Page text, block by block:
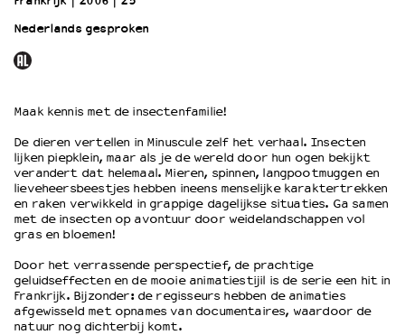
Wat we doen
Wie is wie
Historie
Partners
Huisregels
Privacyverklaring
Integriteits- en gedragscode
Duurzaamheid
Culturele boycot Israël
Ruimte voor artistieke vrijheid – VNPF
Nederlands gesproken
Maak kennis met de insectenfamilie!
De dieren vertellen in Minuscule zelf het verhaal. Insecten
lijken piepklein, maar als je de wereld door hun ogen bekijkt
verandert dat helemaal. Mieren, spinnen, langpootmuggen en
lieveheersbeestjes hebben ineens menselijke karaktertrekken
en raken verwikkeld in grappige dagelijkse situaties. Ga samen
met de insecten op avontuur door weidelandschappen vol
gras en bloemen!
Door het verrassende perspectief, de prachtige
geluidseffecten en de mooie animatiestijil is de serie een hit in
Frankrijk. Bijzonder: de regisseurs hebben de animaties
afgewisseld met opnames van documentaires, waardoor de
natuur nog dichterbij komt.